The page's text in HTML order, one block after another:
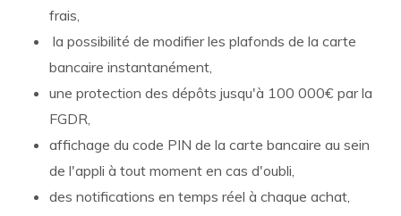
frais,
la possibilité de modifier les plafonds de la carte
bancaire instantanément,
une protection des dépôts jusqu'à 100 000€ par la
FGDR,
affichage du code PIN de la carte bancaire au sein
de l'appli à tout moment en cas d'oubli,
des notifications en temps réel à chaque achat,